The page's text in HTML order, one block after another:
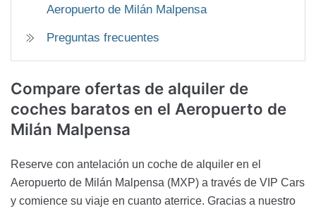
Aeropuerto de Milán Malpensa
Preguntas frecuentes
Compare ofertas de alquiler de
coches baratos en el Aeropuerto de
Milán Malpensa
Reserve con antelación un coche de alquiler en el
Aeropuerto de Milán Malpensa (MXP) a través de VIP Cars
y comience su viaje en cuanto aterrice. Gracias a nuestro